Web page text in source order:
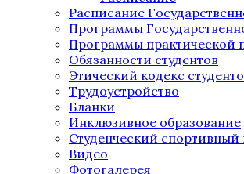
Расписание
Программы
Программы практической
Обязанности студентов
Этический кодекс
Трудоустройство
Бланки
Инклюзивное образование
Студенческий спортивный
Видео
Фотогалерея